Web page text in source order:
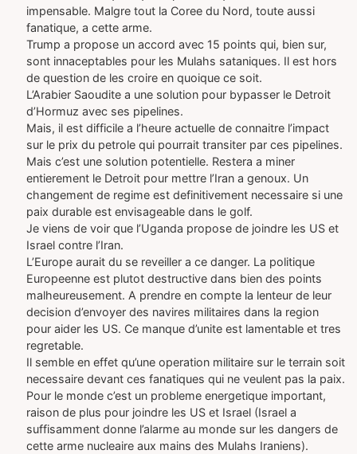
impensable. Malgre tout la Coree du Nord, toute aussi
fanatique, a cette arme.
Trump a propose un accord avec 15 points qui, bien sur,
sont innaceptables pour les Mulahs sataniques. Il est hors
de question de les croire en quoique ce soit.
L’Arabier Saoudite a une solution pour bypasser le Detroit
d’Hormuz avec ses pipelines.
Mais, il est difficile a l’heure actuelle de connaitre l’impact
sur le prix du petrole qui pourrait transiter par ces pipelines.
Mais c’est une solution potentielle. Restera a miner
entierement le Detroit pour mettre l’Iran a genoux. Un
changement de regime est definitivement necessaire si une
paix durable est envisageable dans le golf.
Je viens de voir que l’Uganda propose de joindre les US et
Israel contre l’Iran.
L’Europe aurait du se reveiller a ce danger. La politique
Europeenne est plutot destructive dans bien des points
malheureusement. A prendre en compte la lenteur de leur
decision d’envoyer des navires militaires dans la region
pour aider les US. Ce manque d’unite est lamentable et tres
regretable.
Il semble en effet qu’une operation militaire sur le terrain soit
necessaire devant ces fanatiques qui ne veulent pas la paix.
Pour le monde c’est un probleme energetique important,
raison de plus pour joindre les US et Israel (Israel a
suffisamment donne l’alarme au monde sur les dangers de
cette arme nucleaire aux mains des Mulahs Iraniens).